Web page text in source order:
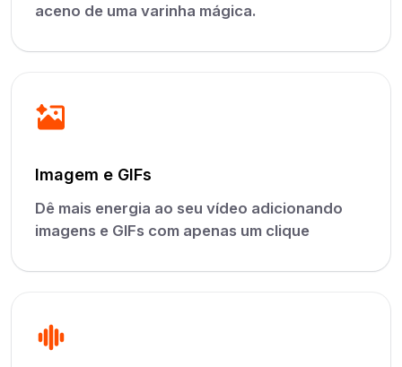
aceno de uma varinha mágica.
Imagem e GIFs
Dê mais energia ao seu vídeo adicionando
imagens e GIFs com apenas um clique